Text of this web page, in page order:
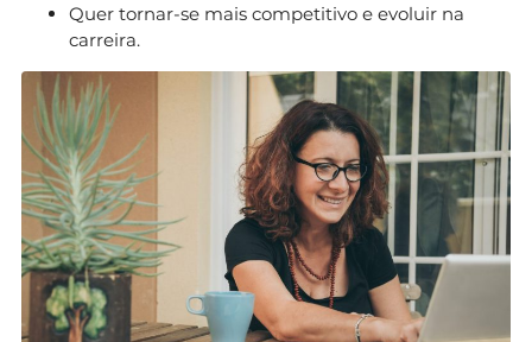
Quer tornar-se mais competitivo e evoluir na
carreira.